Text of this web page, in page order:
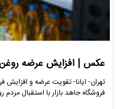
عکس | افزایش عرضه روغن
تهران- ایانا- تقویت عرضه و
فروشگاه جاهد بازار با استقبال